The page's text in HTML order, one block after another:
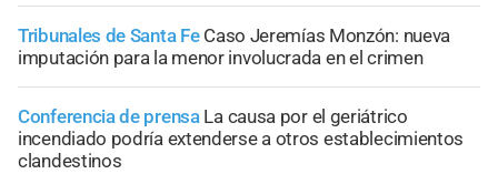
Tribunales de Santa Fe Caso Jeremías Monzón: nueva
imputación para la menor involucrada en el crimen
Conferencia de prensa La causa por el geriátrico
incendiado podría extenderse a otros establecimientos
clandestinos